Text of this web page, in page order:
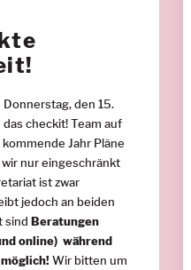
den 15.
checkit! Team auf
Jahr Pläne
nur eingeschränkt
ist zwar
jedoch an beiden
sind Beratungen
online) während
Wir bitten um